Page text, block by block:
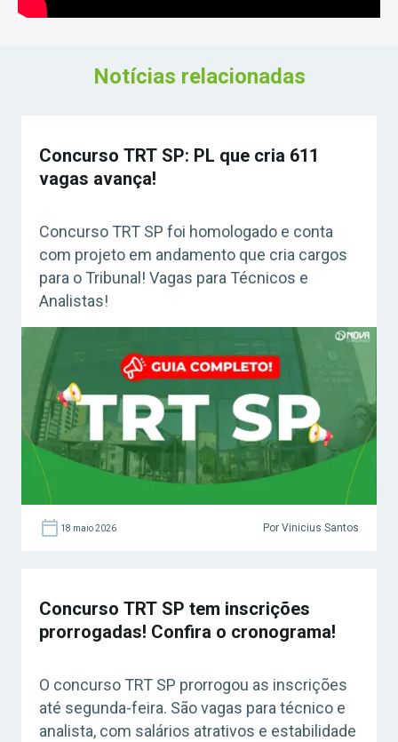
Notícias relacionadas
Concurso TRT SP: PL que cria 611
vagas avança!
Concurso TRT SP foi homologado e conta
com projeto em andamento que cria cargos
para o Tribunal! Vagas para Técnicos e
Analistas!
18 maio 2026 Por Vinicius Santos
Concurso TRT SP tem inscrições
prorrogadas! Confira o cronograma!
O concurso TRT SP prorrogou as inscrições
até segunda-feira. São vagas para técnico e
analista, com salários atrativos e estabilidade